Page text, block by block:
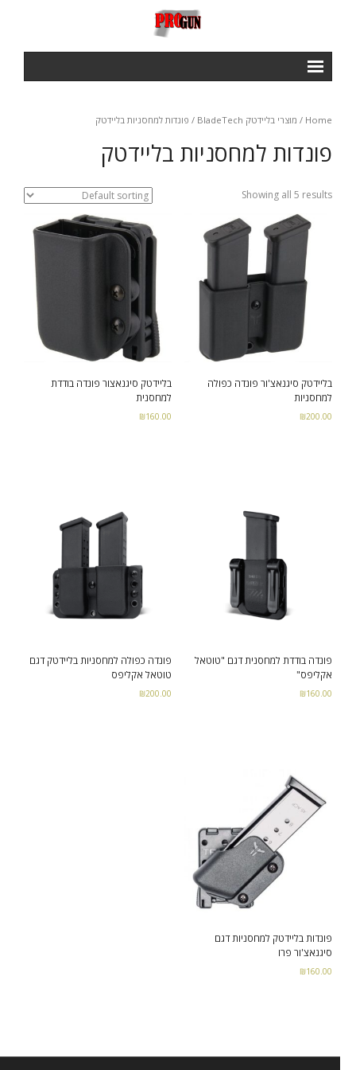
Courses
- IPSC BASIC COURSE
- IROA RANGE OFFICERS COURSE
- NROI IPCS RANGE OFFICERS COURSE
GALLERY
חנות
תנאי שימוש ותקנון
צור קשר
- הכשרות ואימוני ירי מבצעי
Home
/ מוצרי בליידטק BladeTech / פונדות למחסניות בליידטק
פונדות למחסניות בליידטק
Showing all 5 results
בליידטק סיגנאצ'ור פונדה כפולה
למחסניות
₪200.00
בליידטק סיגנאצור פונדה בודדת
למחסנית
₪160.00
פונדה בודדת למחסנית דגם "טוטאל
אקליפס"
₪160.00
פונדה כפולה למחסניות בליידטק דגם
טוטאל אקליפס
₪200.00
פונדות בליידטק למחסניות דגם
סיגנאצ'ור פרו
₪160.00